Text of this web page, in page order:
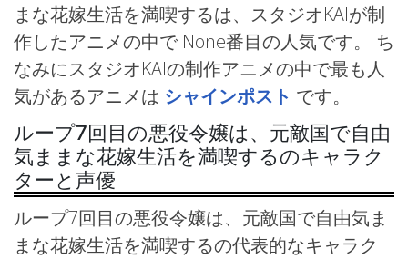
まな花嫁生活を満喫するは、スタジオKAIが制
作したアニメの中で None番目の人気です。 ち
なみにスタジオKAIの制作アニメの中で最も人
気があるアニメは シャインポスト です。
ループ7回目の悪役令嬢は、元敵国で自由
気ままな花嫁生活を満喫するのキャラク
ターと声優
ループ7回目の悪役令嬢は、元敵国で自由気ま
まな花嫁生活を満喫するの代表的なキャラク